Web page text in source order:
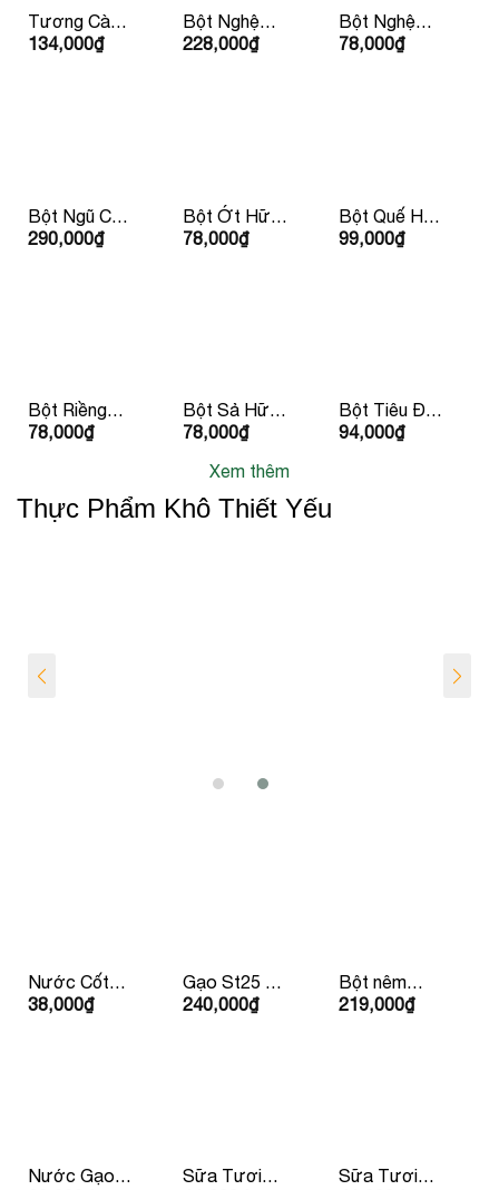
Tương Cà
Ketchup Hữu
134,000₫
Bột Nghệ
Hữu Cơ
228,000₫
Bột Nghệ
Hữu Cơ 30g
78,000₫
Bột Ngũ Cốc
Hàn Quốc
290,000₫
Bột Ớt Hữu
Cơ 30g
78,000₫
Bột Quế Hữu
Cơ 30g
99,000₫
Bột Riềng
Hữu Cơ 25g
78,000₫
Bột Sả Hữu
Cơ 30g
78,000₫
Bột Tiêu Đen
Hữu Cơ 30g
94,000₫
Xem thêm
Thực Phẩm Khô Thiết Yếu
Nước Cốt
Dừa
38,000₫
Gạo St25 –
Gạo Ông
240,000₫
Bột nêm
Nhật Youki
219,000₫
Nước Gạo
Sữa Tươi
Sữa Tươi